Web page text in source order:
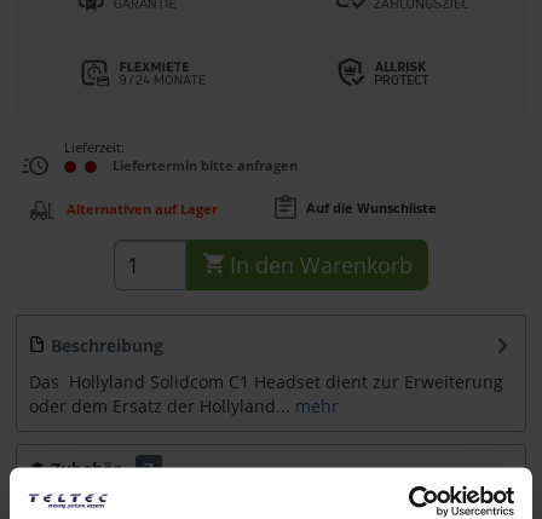
Lieferzeit:
Liefertermin bitte anfragen
Alternativen auf Lager Auf die Wunschliste
In den Warenkorb
Beschreibung
Das Hollyland Solidcom C1 Headset dient zur Erweiterung
oder dem Ersatz der Hollyland... mehr
Zubehör
7
Zubehör und Empfehlungen